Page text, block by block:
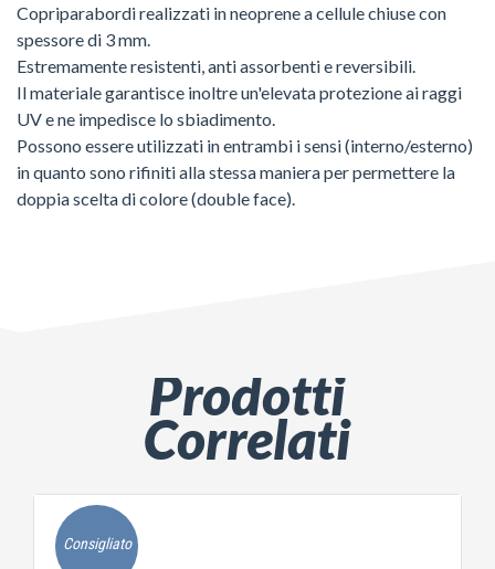
Copriparabordi realizzati in neoprene a cellule chiuse con
spessore di 3 mm.
Estremamente resistenti, anti assorbenti e reversibili.
Il materiale garantisce inoltre un'elevata protezione ai raggi
UV e ne impedisce lo sbiadimento.
Possono essere utilizzati in entrambi i sensi (interno/esterno)
in quanto sono rifiniti alla stessa maniera per permettere la
doppia scelta di colore (double face).
Prodotti
Correlati
Consigliato